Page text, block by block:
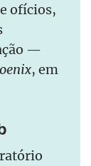
ofícios,
—
, em